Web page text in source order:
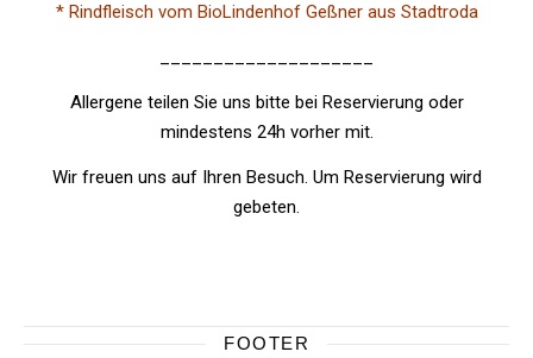
* Rindfleisch vom BioLindenhof Geßner aus Stadtroda
Allergene teilen Sie uns bitte bei Reservierung oder
mindestens 24h vorher mit.
Wir freuen uns auf Ihren Besuch. Um Reservierung wird
gebeten.
FOOTER